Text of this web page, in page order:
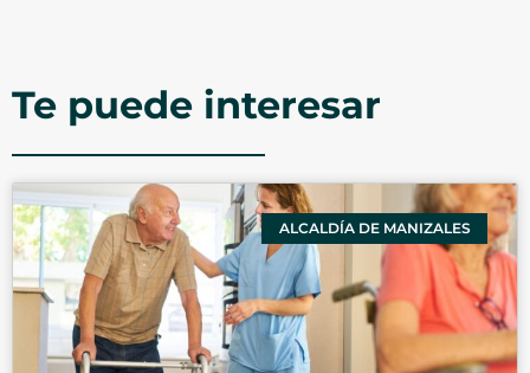
Te puede interesar
ALCALDÍA DE MANIZALES